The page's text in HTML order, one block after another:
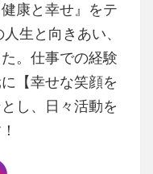
康と幸せ』をテ
生と向きあい、
。仕事での経験
【幸せな笑顔を
し、日々活動を